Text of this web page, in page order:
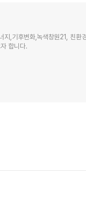
,기후변화,녹색창원21, 친환
합니다.